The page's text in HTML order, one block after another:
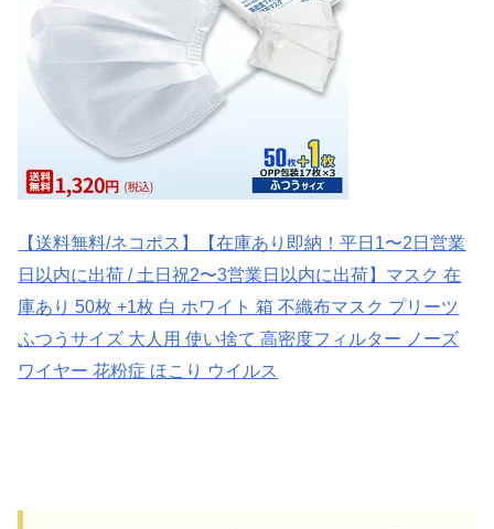
【送料無料/ネコポス】【在庫あり即納！平日1〜2日営業
日以内に出荷 / 土日祝2〜3営業日以内に出荷】マスク 在
庫あり 50枚 +1枚 白 ホワイト 箱 不織布マスク プリーツ
ふつうサイズ 大人用 使い捨て 高密度フィルター ノーズ
ワイヤー 花粉症 ほこり ウイルス